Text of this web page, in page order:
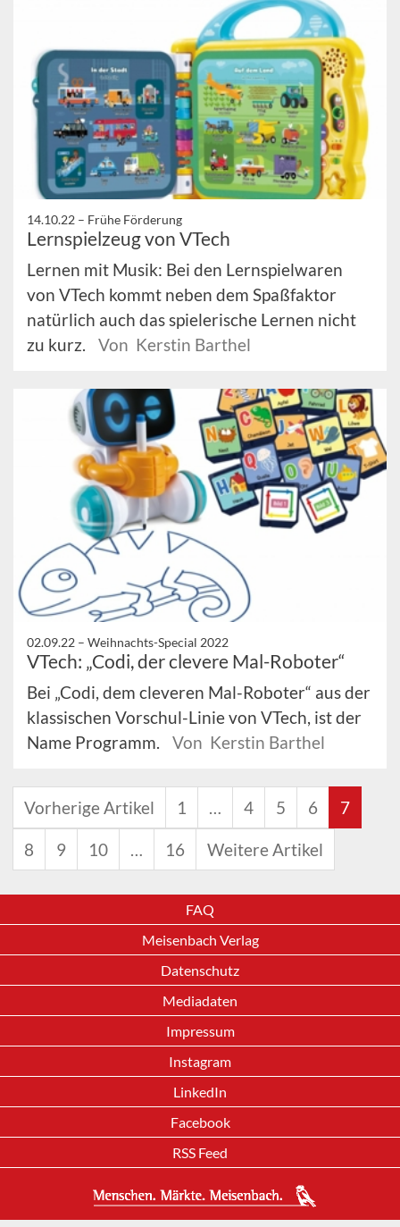
14.10.22 – Frühe Förderung
Lernspielzeug von VTech
Lernen mit Musik: Bei den Lernspielwaren
von VTech kommt neben dem Spaßfaktor
natürlich auch das spielerische Lernen nicht
zu kurz.
Von Kerstin Barthel
02.09.22 – Weihnachts-Special 2022
VTech: „Codi, der clevere Mal-Roboter“
Bei „Codi, dem cleveren Mal-Roboter“ aus der
klassischen Vorschul-Linie von VTech, ist der
Name Programm.
Von Kerstin Barthel
Vorherige Artikel 1 … 4 5 6 7
8 9 10 … 16 Weitere Artikel
FAQ
Meisenbach Verlag
Datenschutz
Mediadaten
Impressum
Instagram
LinkedIn
Facebook
RSS Feed